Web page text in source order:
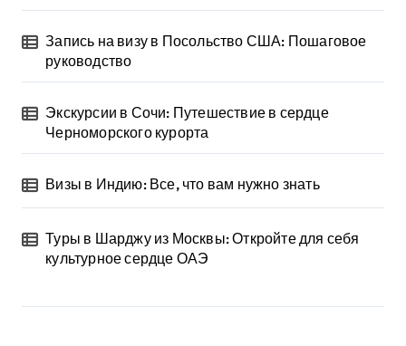
Запись на визу в Посольство США: Пошаговое
руководство
Экскурсии в Сочи: Путешествие в сердце
Черноморского курорта
Визы в Индию: Все, что вам нужно знать
Туры в Шарджу из Москвы: Откройте для себя
культурное сердце ОАЭ